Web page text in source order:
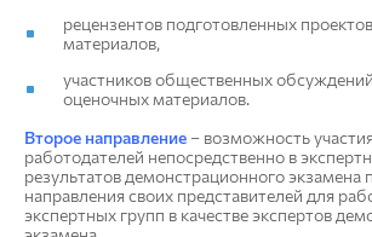
рецензентов подготовленных
материалов,
участников общественных
оценочных материалов.
Второе направление – возможность
работодателей непосредственно в
результатов демонстрационного экзамена
направления своих представителей для
экспертных групп в качестве экспертов